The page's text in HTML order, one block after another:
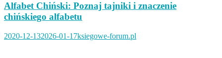
Alfabet Chiński: Poznaj tajniki i znaczenie
chińskiego alfabetu
2020-12-132026-01-17ksiegowe-forum.pl